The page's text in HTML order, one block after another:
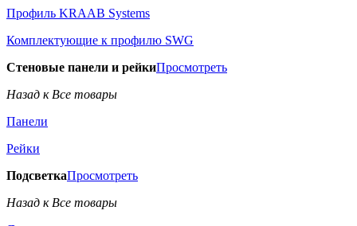
Профиль KRAAB Systems
Комплектующие к профилю SWG
Стеновые панели и рейкиПросмотреть
Назад к Все товары
Панели
Рейки
ПодсветкаПросмотреть
Назад к Все товары